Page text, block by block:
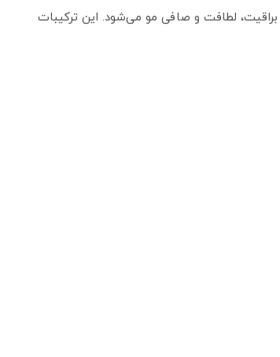
لطافت و صافی مو می‌شود. این ترکیبات